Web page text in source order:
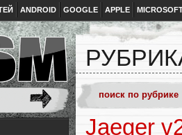
ANDROID GOOGLE APPLE
Jaeger